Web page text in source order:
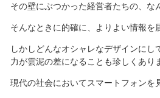
その壁にぶつかった経営者たちの、な
そんなときに的確に、よりよい情報を
しかしどんなオシャレなデザインに
力が雲泥の差になることも珍しくあり
現代の社会においてスマートフォンを